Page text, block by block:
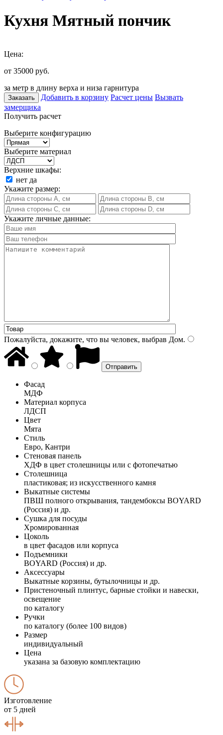
Кухня Мятный пончик
Цена:
от 35000 руб.
за метр в длину верха и низа гарнитура
Заказать Добавить в корзину Расчет цены Вызвать
замерщика
Получить расчет
Выберите конфигурацию
Выберите материал
Верхние шкафы:
нет да
Укажите размер:
Укажите личные данные:
Пожалуйста, докажите, что вы человек, выбрав Дом.
Фасад
МДФ
Материал корпуса
ЛДСП
Цвет
Мята
Стиль
Евро, Кантри
Стеновая панель
ХДФ в цвет столешницы или с фотопечатью
Столешница
пластиковая; из искусственного камня
Выкатные системы
ПВШ полного открывания, тандембоксы BOYARD
(Россия) и др.
Сушка для посуды
Хромированная
Цоколь
в цвет фасадов или корпуса
Подъемники
BOYARD (Россия) и др.
Аксессуары
Выкатные корзины, бутылочницы и др.
Пристеночный плинтус, барные стойки и навески,
освещение
по каталогу
Ручки
по каталогу (более 100 видов)
Размер
индивидуальный
Цена
указана за базовую комплектацию
Изготовление
от 5 дней